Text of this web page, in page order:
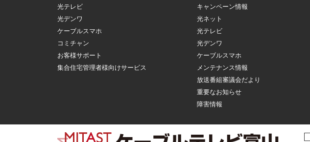
光テレビ
光デンワ
ケーブルスマホ
コミチャン
お客様サポート
集合住宅管理者様向けサービス
キャンペーン情報
光ネット
光テレビ
光デンワ
ケーブルスマホ
メンテナンス情報
放送番組審議会だより
重要なお知らせ
障害情報